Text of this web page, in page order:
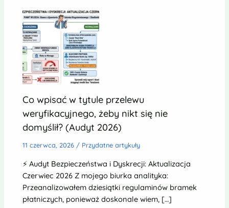
Co wpisać w tytule przelewu
weryfikacyjnego, żeby nikt się nie
domyślił? (Audyt 2026)
11 czerwca, 2026 / Przydatne artykuły
⚡ Audyt Bezpieczeństwa i Dyskrecji: Aktualizacja
Czerwiec 2026 Z mojego biurka analityka:
Przeanalizowałem dziesiątki regulaminów bramek
płatniczych, ponieważ doskonale wiem, […]